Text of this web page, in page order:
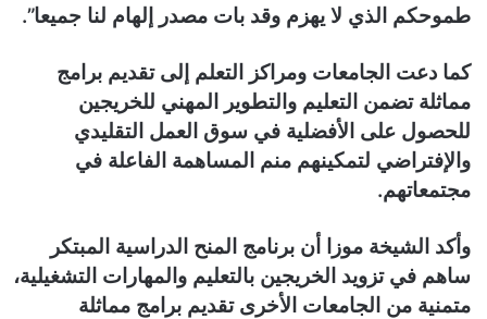
طموحكم الذي لا يهزم وقد بات مصدر إلهام لنا جميعا”.
كما دعت الجامعات ومراكز التعلم إلى تقديم برامج
مماثلة تضمن التعليم والتطوير المهني للخريجين
للحصول على الأفضلية في سوق العمل التقليدي
والإفتراضي لتمكينهم منم المساهمة الفاعلة في
مجتمعاتهم.
وأكد الشيخة موزا أن برنامج المنح الدراسية المبتكر
ساهم في تزويد الخريجين بالتعليم والمهارات التشغيلية،
متمنية من الجامعات الأخرى تقديم برامج مماثلة